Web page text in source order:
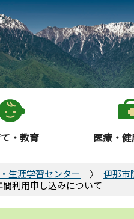
・教育 医療・
生涯学習センター 伊那市
利用申し込みについて